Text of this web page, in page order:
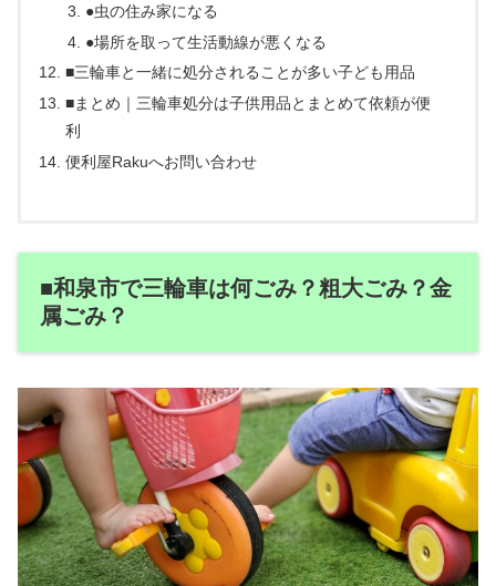
●虫の住み家になる
●場所を取って生活動線が悪くなる
■三輪車と一緒に処分されることが多い子ども用品
■まとめ｜三輪車処分は子供用品とまとめて依頼が便
利
便利屋Rakuへお問い合わせ
■和泉市で三輪車は何ごみ？粗大ごみ？金
属ごみ？